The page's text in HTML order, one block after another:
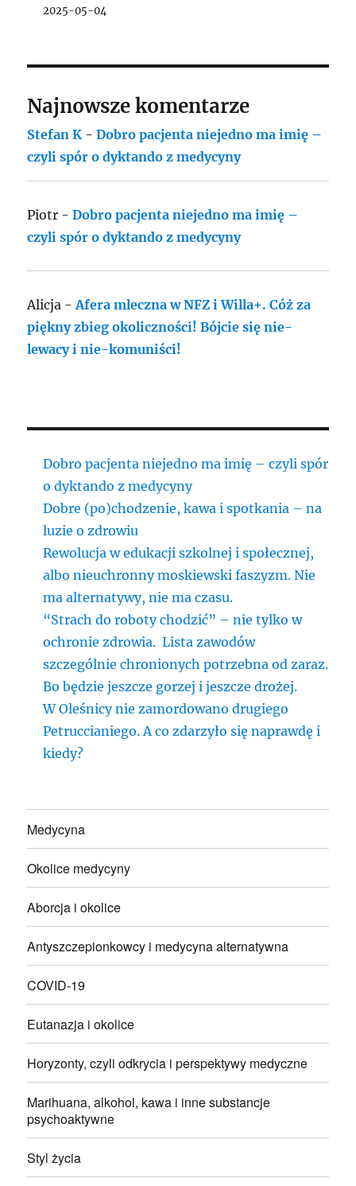
2025-05-04
Najnowsze komentarze
Stefan K -Dobro pacjenta niejedno ma imię –
czyli spór o dyktando z medycyny
Piotr -Dobro pacjenta niejedno ma imię –
czyli spór o dyktando z medycyny
Alicja -Afera mleczna w NFZ i Willa+. Cóż za
piękny zbieg okoliczności! Bójcie się nie-
lewacy i nie-komuniści!
Dobro pacjenta niejedno ma imię – czyli spór
o dyktando z medycyny
Dobre (po)chodzenie, kawa i spotkania – na
luzie o zdrowiu
Rewolucja w edukacji szkolnej i społecznej,
albo nieuchronny moskiewski faszyzm. Nie
ma alternatywy, nie ma czasu.
“Strach do roboty chodzić” – nie tylko w
ochronie zdrowia. Lista zawodów
szczególnie chronionych potrzebna od zaraz.
Bo będzie jeszcze gorzej i jeszcze drożej.
W Oleśnicy nie zamordowano drugiego
Petruccianiego. A co zdarzyło się naprawdę i
kiedy?
Medycyna
Okolice medycyny
Aborcja i okolice
Antyszczepionkowcy i medycyna alternatywna
COVID-19
Eutanazja i okolice
Horyzonty, czyli odkrycia i perspektywy medyczne
Marihuana, alkohol, kawa i inne substancje
psychoaktywne
Styl życia